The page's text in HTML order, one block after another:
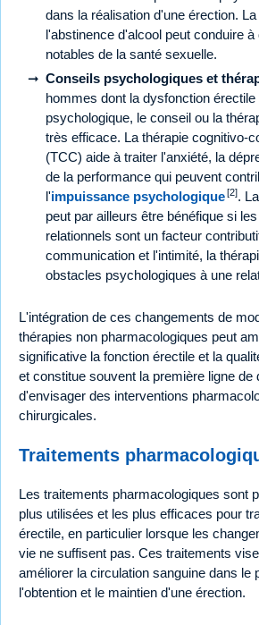
dans la réalisation d'une érection.
l'abstinence d'alcool peut conduire
notables de la santé sexuelle.
Conseils psychologiques et
hommes dont la dysfonction
psychologique, le conseil ou la
très efficace. La thérapie cognitivo-
(TCC) aide à traiter l'anxiété, la
de la performance qui peuvent
l'impuissance psychologique[2].
peut par ailleurs être bénéfique si
relationnels sont un facteur
communication et l'intimité, la
obstacles psychologiques à une
L'intégration de ces changements de
thérapies non pharmacologiques peut
significative la fonction érectile et la
et constitue souvent la première ligne de
d'envisager des interventions
chirurgicales.
Traitements
Les traitements pharmacologiques sont
plus utilisées et les plus efficaces pour
érectile, en particulier lorsque les
vie ne suffisent pas. Ces traitements
améliorer la circulation sanguine dans le
l'obtention et le maintien d'une érection.